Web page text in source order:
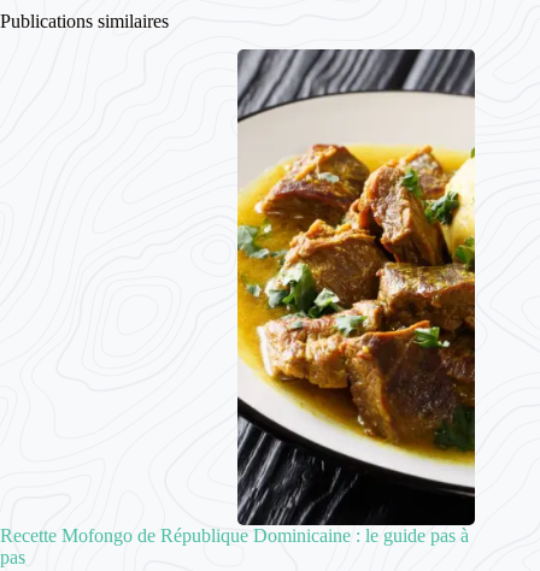
Publications similaires
Recette Mofongo de République Dominicaine : le guide pas à
pas